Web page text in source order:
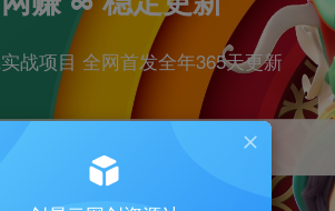
战项目 全网首发全年365天更新